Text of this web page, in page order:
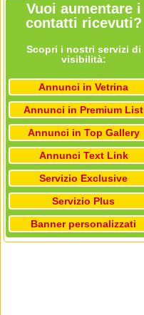
Vuoi aumentare i
contatti ricevuti?
Scopri i nostri servizi di
visibilità:
Annunci in Vetrina
Annunci in Premium List
Annunci in Top Gallery
Annunci Text Link
Servizio Exclusive
Servizio Plus
Banner personalizzati